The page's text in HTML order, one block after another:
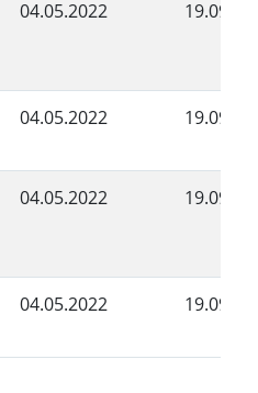
04.05.2022
04.05.2022
04.05.2022
04.05.2022